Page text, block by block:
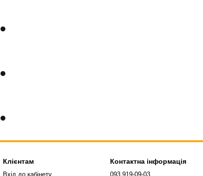
Клієнтам
Вхід до кабінету
Контактна інформація
093 919-09-03